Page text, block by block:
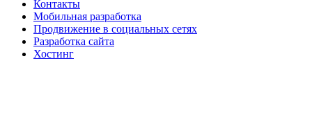
Контакты
Мобильная разработка
Продвижение в социальных сетях
Разработка сайта
Хостинг